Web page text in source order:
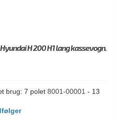
H 200 H1 lang kassevogn.
brug: 7 polet 8001-00001 - 13